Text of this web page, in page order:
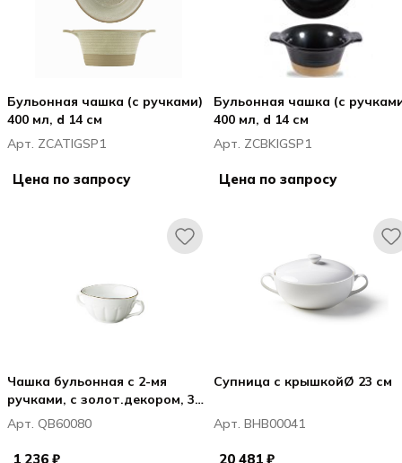
Бульонная чашка (с ручками)
400 мл, d 14 см
Арт. ZCATIGSP1
Цена по запросу
Бульонная чашка (с
400 мл, d 14 см
Арт. ZCBKIGSP1
Цена по запросу
Чашка бульонная с 2-мя
ручками, с золот.декором, 300
мл
Арт. QB60080
1 236 ₽
Супница с крышкойØ 23 см
Арт. BHB00041
20 481 ₽